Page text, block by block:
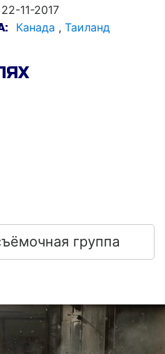
22-11-2017
Канада , Таиланд
группа